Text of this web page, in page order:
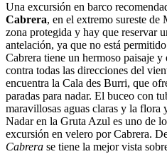
Una excursión en barco
Cabrera, en el extremo sureste
zona protegida y hay que reservar
antelación, ya que no está
Cabrera tiene un hermoso paisaje
contra todas las direcciones del
encuentra la Cala des Burri, que
paradas para nadar. El buceo con
maravillosas aguas claras y la flora
Nadar en la Gruta Azul es uno de
excursión en velero por Cabrera.
Cabrera se tiene la mejor vista